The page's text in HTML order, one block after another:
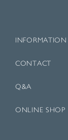
INFORMATION
CONTACT
Q&A
ONLINE SHOP